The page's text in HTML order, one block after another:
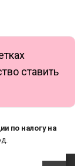
ставить
по налогу на